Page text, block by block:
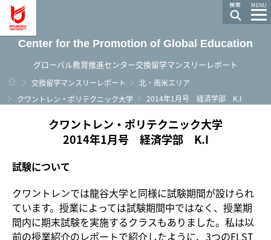
MENU
Center for the Promotion of Global Education
グローバル教育推進センター交換留学マンスリーレポート
ホーム
交換留学マンスリーレポート
北・南米エリア
クワントレン・ポリテクニック大学
2014年1月号 経済学部 K.I
クワントレン・ポリテクニック大学
2014年1月号 経済学部 K.I
試験について
クワントレンでは龍谷大学と同様に試験期間が設けられ
ています。授業によっては試験期間中ではなく、授業期
間内に期末試験を実施するクラスもありました。私は以
前の授業紹介のレポートで紹介したように、3つのELST